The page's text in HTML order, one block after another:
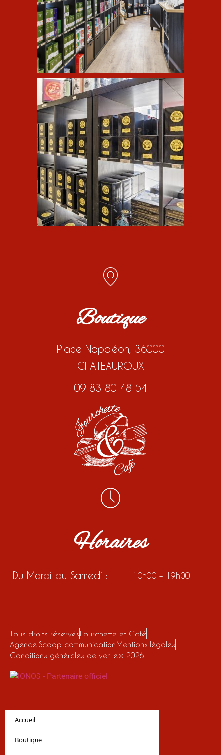
Boutique
Place Napoléon, 36000
CHATEAUROUX
09 83 80 48 54
Horaires
Du Mardi au Samedi : 10h00 – 19h00
Tous droits réservésFourchette et Café
Agence Scoop communicationMentions légales
Conditions générales de vente© 2026
Accueil
Boutique